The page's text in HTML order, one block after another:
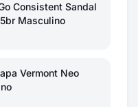
Consistent Sandal
Masculino
Vermont Neo